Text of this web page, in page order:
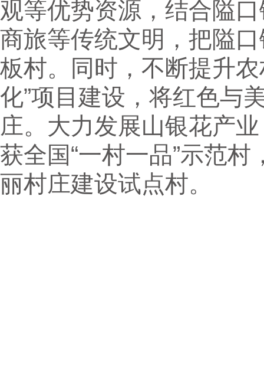
观等优势资源，结合隘
商旅等传统文明，把隘
板村。同时，不断提升
化”项目建设，将红色与
庄。大力发展山银花产
获全国“一村一品”示范
丽村庄建设试点村。